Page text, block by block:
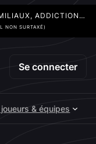
ADDICTION…
NON SURTAXÉ)
Se connecter
& équipes